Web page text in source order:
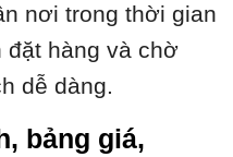
nơi trong thời gian
đặt hàng và chờ
dễ dàng.
bảng giá,